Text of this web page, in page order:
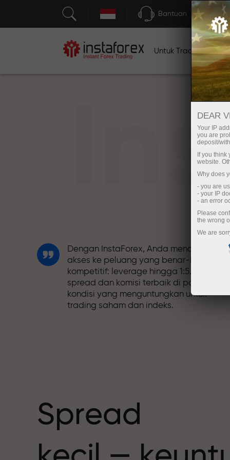
Bantuan
Untuk Traders
Dengan InstaForex, Anda mendapatkan
akses ke peluang yang benar-benar
kompetitif: leverage hingga 1:5.000,
spread dan komisi terbaik di pasar, dan
kondisi yang menguntungkan untuk
trading saham dan indeks.
nilai yang sama. Aleš Loprais
menghadirkan unsur-unsur kecepatan
Spread
DEAR
Your IP
you are
deposit/
If you
website.
Why does
- you are
- your IP
- an error
Please
the wrong
We are